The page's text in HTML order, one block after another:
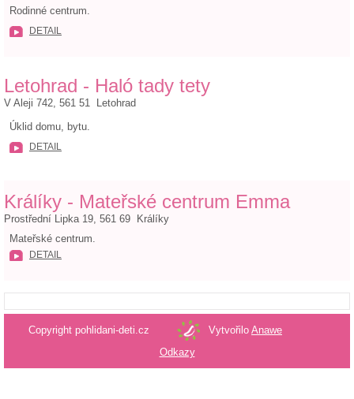
Rodinné centrum.
DETAIL
Letohrad - Haló tady tety
V Aleji 742, 561 51 Letohrad
Úklid domu, bytu.
DETAIL
Králíky - Mateřské centrum Emma
Prostřední Lipka 19, 561 69 Králíky
Mateřské centrum.
DETAIL
Copyright pohlidani-deti.cz Vytvořilo Anawe
Odkazy